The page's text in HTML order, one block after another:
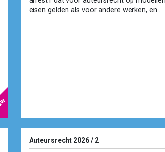
eisen gelden als voor andere werken, en...
Auteursrecht 2026 / 2